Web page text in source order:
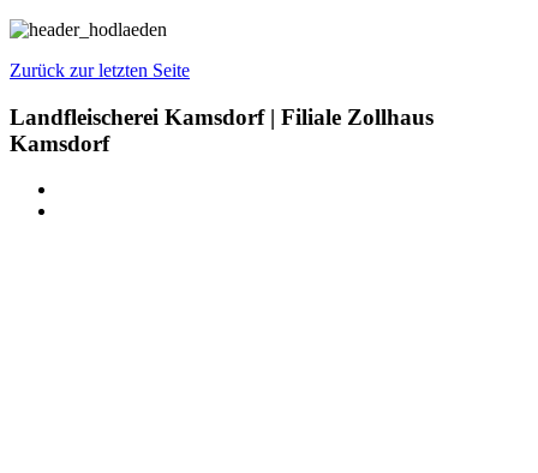
Zurück zur letzten Seite
Landfleischerei Kamsdorf | Filiale Zollhaus
Kamsdorf